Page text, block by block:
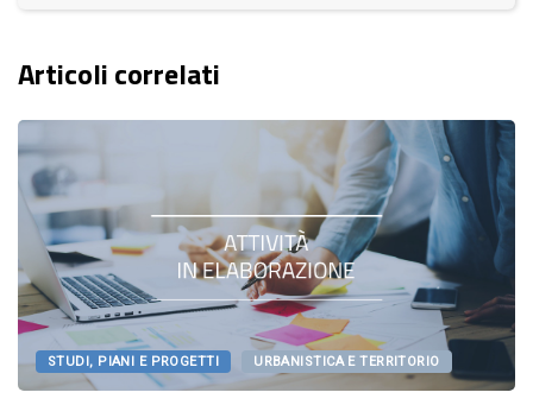
Articoli correlati
STUDI, PIANI E PROGETTI URBANISTICA E TERRITORIO